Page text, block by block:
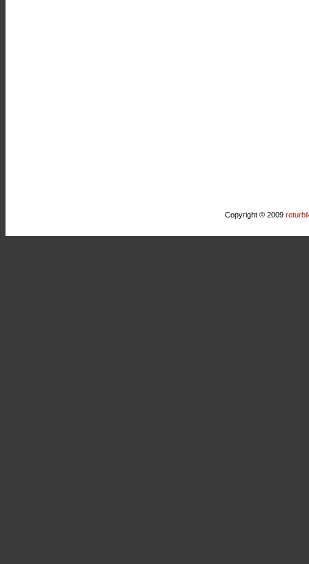
Copyright © 2009